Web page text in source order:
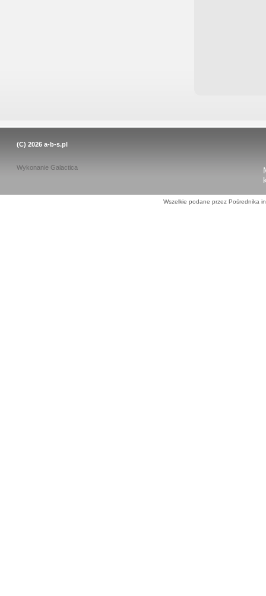
(C) 2026 a-b-s.pl
Wykonanie Galactica
Wszelkie podane przez Pośrednika